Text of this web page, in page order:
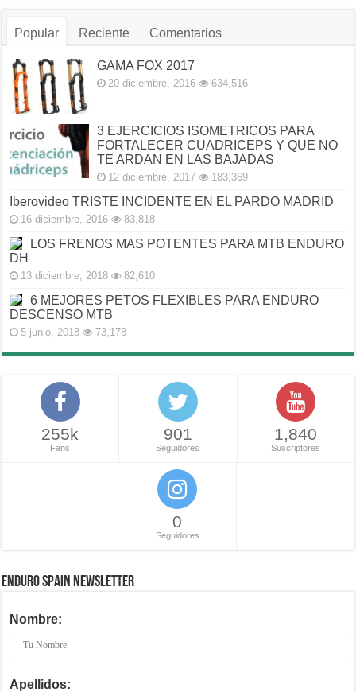
Popular Reciente Comentarios
GAMA FOX 2017
20 diciembre, 2016 634,516
3 EJERCICIOS ISOMETRICOS PARA
FORTALECER CUADRICEPS Y QUE NO
TE ARDAN EN LAS BAJADAS
12 diciembre, 2017 183,369
Iberovideo TRISTE INCIDENTE EN EL PARDO MADRID
16 diciembre, 2016 83,818
LOS FRENOS MAS POTENTES PARA MTB ENDURO
DH
13 diciembre, 2018 82,610
6 MEJORES PETOS FLEXIBLES PARA ENDURO
DESCENSO MTB
5 junio, 2018 73,178
255k
Fans
901
Seguidores
1,840
Suscriptores
0
Seguidores
ENDURO SPAIN NEWSLETTER
Nombre:
Apellidos: